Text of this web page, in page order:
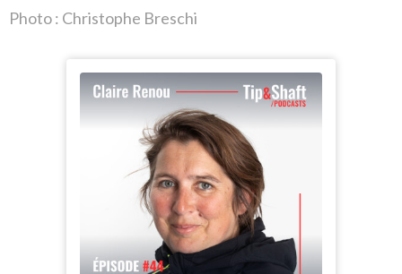
Photo : Christophe Breschi